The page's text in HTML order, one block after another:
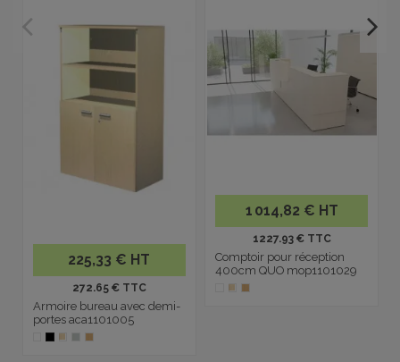
225,33 € HT
272.65 € TTC
Armoire bureau avec demi-
portes aca1101005
1 014,82 € HT
1227.93 € TTC
Comptoir pour réception
400cm QUO mop1101029